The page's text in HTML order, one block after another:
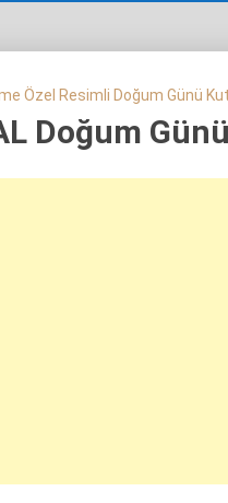
Özel Resimli Doğum Günü
Doğum